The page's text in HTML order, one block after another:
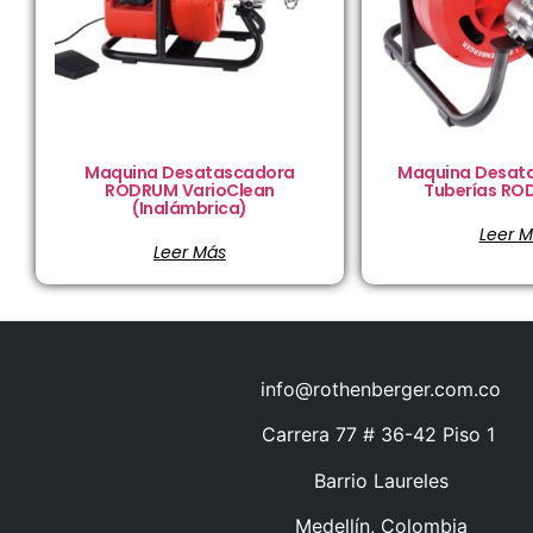
Maquina Desatascadora
RODRUM VarioClean
(Inalámbrica)
Leer Más
Maquina
Tuberías
Leer
info@rothenberger.com.co
Carrera 77 # 36-42 Piso 1
Barrio Laureles
Medellín, Colombia